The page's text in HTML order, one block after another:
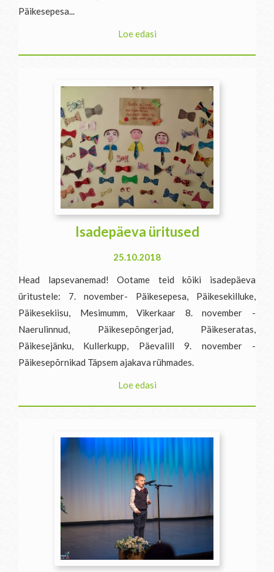
Päikesepesa...
Loe edasi
Isadepäeva üritused
25.10.2018
Head lapsevanemad! Ootame teid kõiki isadepäeva
üritustele: 7. november- Päikesepesa, Päikesekilluke,
Päikesekiisu, Mesimumm, Vikerkaar 8. november -
Naerulinnud, Päikesepõngerjad, Päikeseratas,
Päikesejänku, Kullerkupp, Päevalill 9. november -
Päikesepõrnikad Täpsem ajakava rühmades.
Loe edasi